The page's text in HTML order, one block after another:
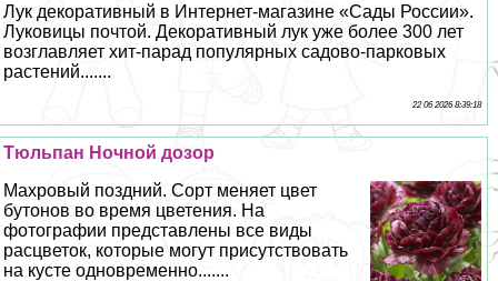
Лук декоративный в Интернет-магазине «Сады России».
Луковицы почтой. Декоративный лук уже более 300 лет
возглавляет хит-парад популярных садово-парковых
растений.......
22 06 2026 8:39:18
Тюльпан Ночной дозор
Махровый поздний. Сорт меняет цвет
бутонов во время цветения. На
фотографии представлены все виды
расцветок, которые могут присутствовать
на кусте одновременно.......